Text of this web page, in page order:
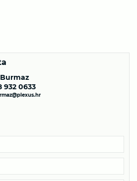
932 0633